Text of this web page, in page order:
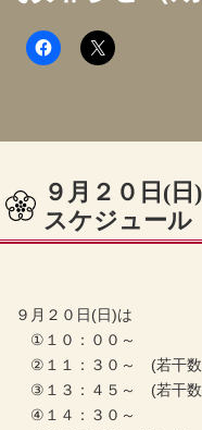
９月２０日(
スケジュール
９月２０日(日)は
①１０：００～
②１１：３０～ (若干数
③１３：４５～ (若干数
④１４：３０～